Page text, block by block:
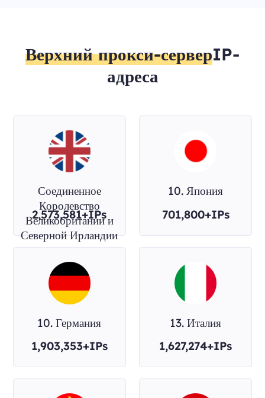
Верхний прокси-серверIP-
адреса
Соединенное
Королевство
Великобритании и
Северной Ирландии
2,573,581+IPs
10. Япония
701,800+IPs
10. Германия
1,903,353+IPs
13. Италия
1,627,274+IPs